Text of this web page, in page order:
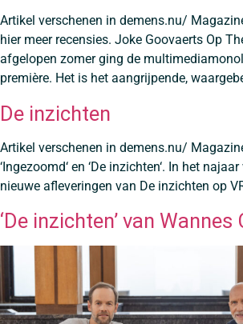
Artikel verschenen in demens.nu/
hier meer recensies. Joke Goovaerts Op
afgelopen zomer ging de
première. Het is het aangrijpende,
De inzichten
Artikel verschenen in demens.nu/
‘Ingezoomd‘ en ‘De inzichten‘. In het
nieuwe afleveringen van De inzichten op
‘De inzichten’ van Wannes